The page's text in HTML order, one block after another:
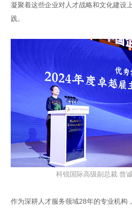
凝聚着这些企业对人才战略和文化建设
践。
科锐国际高级副总裁 曾
作为深耕人才服务领域28年的专业机构